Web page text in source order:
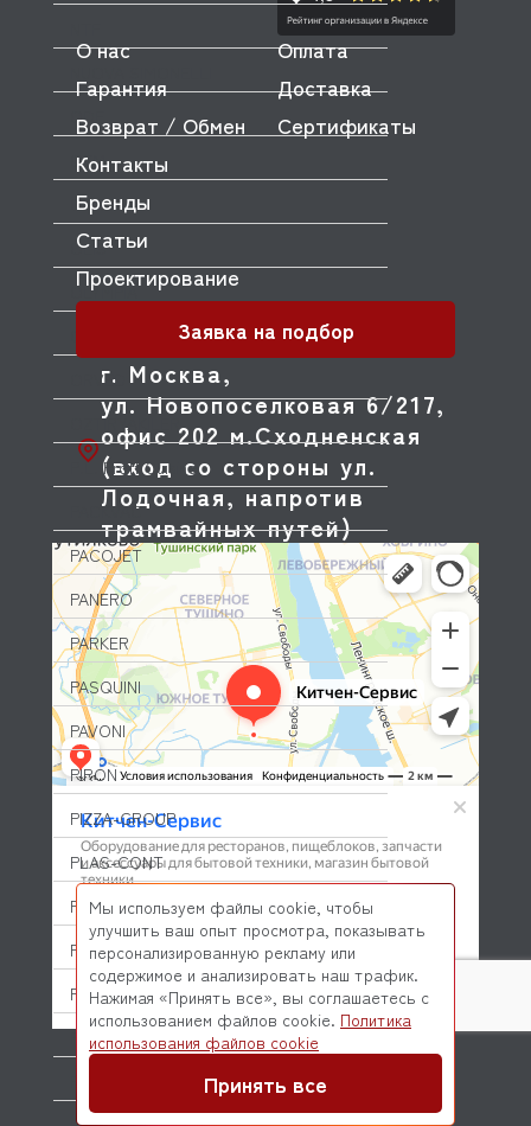
ODE
OEM
OLAB
OLIS
OLYMPIA
ORVED
OZTIRYAKILER
P.L. Proff Cuisine
PACKVAC
PACOJET
PANERO
PARKER
PASQUINI
PAVONI
PIRON
PIZZA-GROUP
PLAS-CONT
POLAIR (ПОЛАИР)
PONY
POPCAKE
PRATICA
г. Москва,
ул. Новопоселковая 6/217,
офис 202 м.Сходненская
(вход со стороны ул.
Лодочная, напротив
трамвайных путей)
О нас
Оплата
Гарантия
Доставка
Возврат / Обмен
Сертификаты
Контакты
Бренды
Статьи
Проектирование
Заявка на подбор
© 2026 Kitchen-Service.com Интернет-магазин запчастей
и оборудования профессиональной кухни
Мы используем файлы cookie, чтобы
улучшить ваш опыт просмотра, показывать
персонализированную рекламу или
содержимое и анализировать наш трафик.
Нажимая «Принять все», вы соглашаетесь с
использованием файлов cookie. Политика
использования файлов cookie
Принять все